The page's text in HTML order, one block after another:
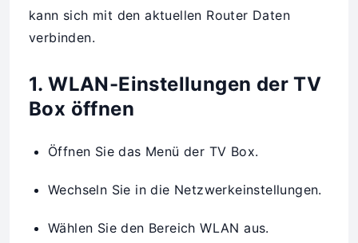
kann sich mit den aktuellen Router Daten
verbinden.
1. WLAN-Einstellungen der TV
Box öffnen
Öffnen Sie das Menü der TV Box.
Wechseln Sie in die Netzwerkeinstellungen.
Wählen Sie den Bereich WLAN aus.